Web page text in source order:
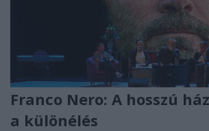
Franco Nero: A hosszú
a különélés